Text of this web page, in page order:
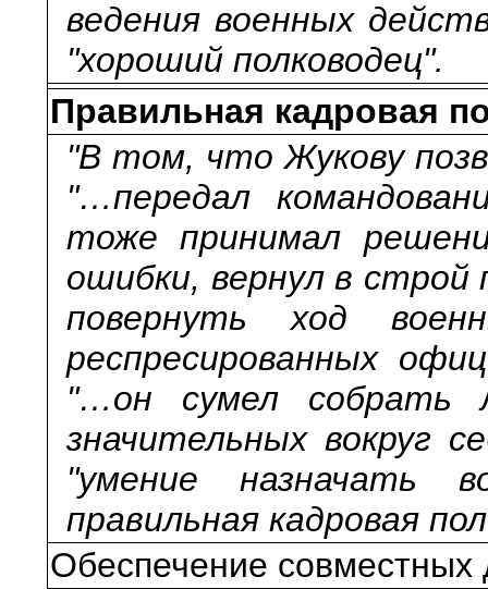
ведения военных
"хороший полководец".
Правильная кадровая
"В том, что Жукову
"…передал
тоже принимал
ошибки, вернул в строй
повернуть ход
респресированных
"…он сумел собрать
значительных вокруг
"умение назначать
правильная кадровая
Обеспечение совместных